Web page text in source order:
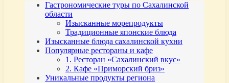
Гастрономические туры по Сахалинской
области
Изысканные морепродукты
Традиционные японские блюда
Изысканные блюда сахалинской кухни
Популярные рестораны и кафе
1. Ресторан «Сахалинский вкус»
2. Кафе «Приморский бриз»
Уникальные продукты региона